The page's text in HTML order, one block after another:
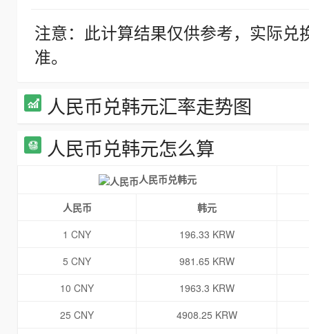
注意：此计算结果仅供参考，实际
准。
人民币兑韩元汇率走势图
人民币兑韩元怎么算
人民币兑韩元
人民币
韩元
1 CNY
196.33 KRW
5 CNY
981.65 KRW
10 CNY
1963.3 KRW
25 CNY
4908.25 KRW